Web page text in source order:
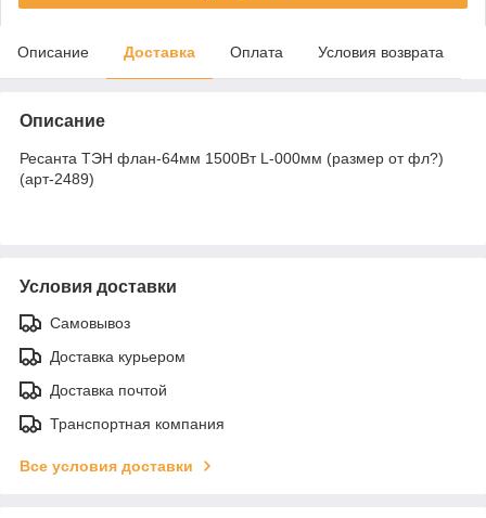
Описание Доставка Оплата Условия возврата
Описание
Ресанта ТЭН флан-64мм 1500Вт L-000мм (размер от фл?)
(арт-2489)
Условия доставки
Самовывоз
Доставка курьером
Доставка почтой
Транспортная компания
Все условия доставки